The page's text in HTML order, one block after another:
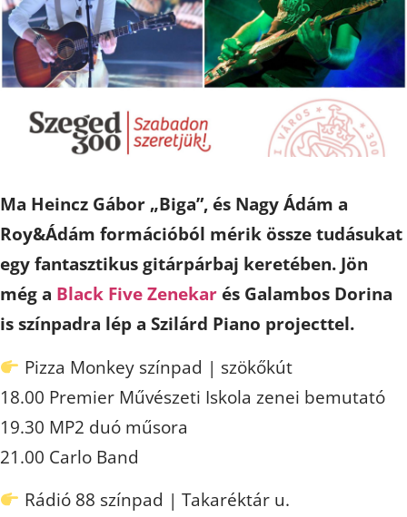
Ma Heincz Gábor „Biga”, és Nagy Ádám a
Roy&Ádám formációból mérik össze tudásukat
egy fantasztikus gitárpárbaj keretében. Jön
még a Black Five Zenekar és Galambos Dorina
is színpadra lép a Szilárd Piano projecttel.
Pizza Monkey színpad | szökőkút
18.00 Premier Művészeti Iskola zenei bemutató
19.30 MP2 duó műsora
21.00 Carlo Band
Rádió 88 színpad | Takaréktár u.